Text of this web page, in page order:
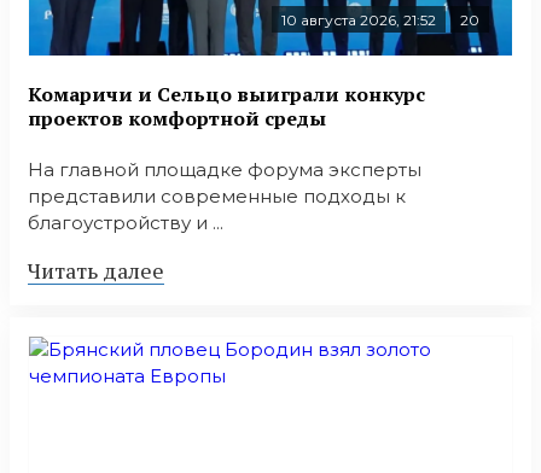
10 августа 2026, 21:52 20
Комаричи и Сельцо выиграли конкурс
проектов комфортной среды
На главной площадке форума эксперты
представили современные подходы к
благоустройству и ...
Читать далее